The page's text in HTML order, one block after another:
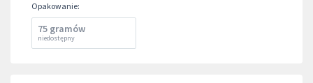
Opakowanie:
75 gramów
niedostępny